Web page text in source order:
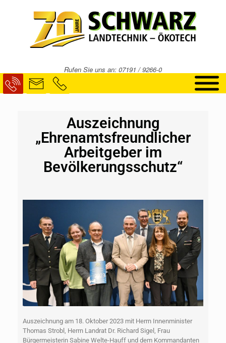
Rufen Sie uns an: 07191 / 9266-0
Auszeichnung
„Ehrenamtsfreundlicher
Arbeitgeber im
Bevölkerungsschutz“
Auszeichnung am 18. Oktober 2023 mit Herrn Innenminister
Thomas Strobl, Herrn Landrat Dr. Richard Sigel, Frau
Bürgermeisterin Sabine Welte-Hauff und dem Kommandanten